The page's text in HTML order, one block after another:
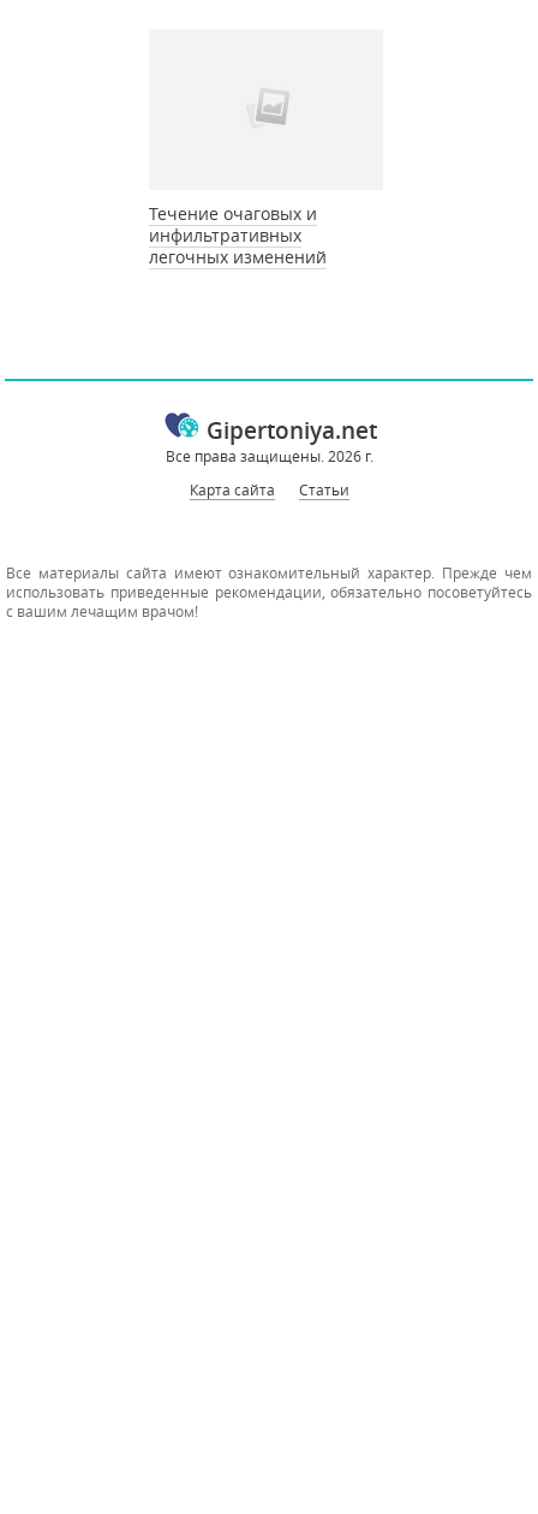
Течение очаговых и
инфильтративных
легочных изменений
Gipertoniya.net
Все права защищены. 2026 г.
Карта сайта
Статьи
Все материалы сайта имеют ознакомительный характер. Прежде чем
использовать приведенные рекомендации, обязательно посоветуйтесь
с вашим лечащим врачом!